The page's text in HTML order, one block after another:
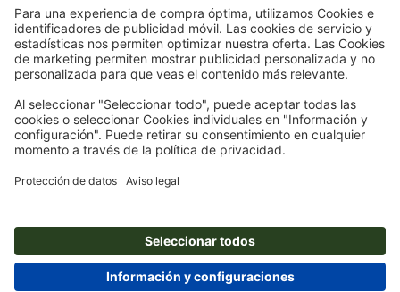
máximo del descuento: 150 € del valor del pedido (sin IVA). Canjeable sólo una vez.
Sin pedido mínimo. No canjeable por dinero en efectivo. No acumulable con otras
promociones ni códigos de descuento.La validez del cupón es de seis semanas tras
la recepción.
3
cesta, y ahorra en productos seleccionados. Sin pedido mínimo. Canjeable varias
veces. No canjeable por dinero en efectivo. No acumulable con otras promociones.
La promoción es válida hasta el 31/08/2026 inclusive.
productos seleccionados. Sin pedido mínimo. Canjeable varias veces. No canjeable